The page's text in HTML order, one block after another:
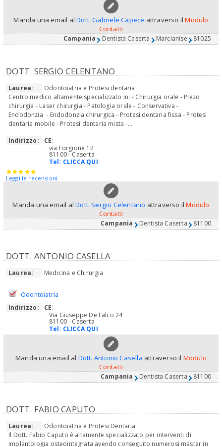
Manda una email alDott. Gabriele Capece attraverso ilModulo
Contatti
Campania Dentista Caserta Marcianise 81025
DOTT. SERGIO CELENTANO
Laurea:
Odontoiatria e Protesi dentaria
Centro medico altamente specializzato in: - Chirurgia orale - Piezo
chirurgia - Laser chirurgia - Patologia orale - Conservativa -
Endodonzia - Endodonzia chirurgica - Protesi dentaria fissa - Protesi
dentaria mobile - Protesi dentaria mista -...
Indirizzo:
CE:
via Forgione 12
81100 - Caserta
Tel: CLICCA QUI
Leggi le recensioni
Manda una email alDott. Sergio Celentano attraverso ilModulo
Contatti
Campania Dentista Caserta 81100
DOTT. ANTONIO CASELLA
Laurea: Medicina e Chirurgia
Odontoiatria
Indirizzo:
CE:
Via Giuseppe De Falco 24
81100 - Caserta
Tel: CLICCA QUI
Manda una email al Dott. Antonio Casella attraverso il Modulo
Contatti
Campania Dentista Caserta 81100
DOTT. FABIO CAPUTO
Laurea:
Odontoiatria e Protesi Dentaria
Il Dott. Fabio Caputo è altamente specializzato per interventi di
implantologia osteointegrata avendo conseguito numerosi master in